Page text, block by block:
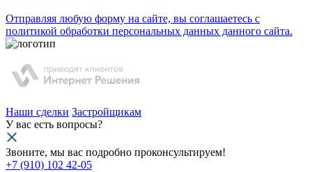
Отправляя любую форму на сайте, вы соглашаетесь с
политикой обработки персональных данных данного сайта.
Наши сделки Застройщикам
У вас есть вопросы?
Звоните, мы вас подробно проконсультируем!
+7 (910) 102 42-05